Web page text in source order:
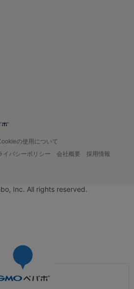
の使用について
イバシーポリシー 会社概要
採用情報
Inc. All rights reserved.